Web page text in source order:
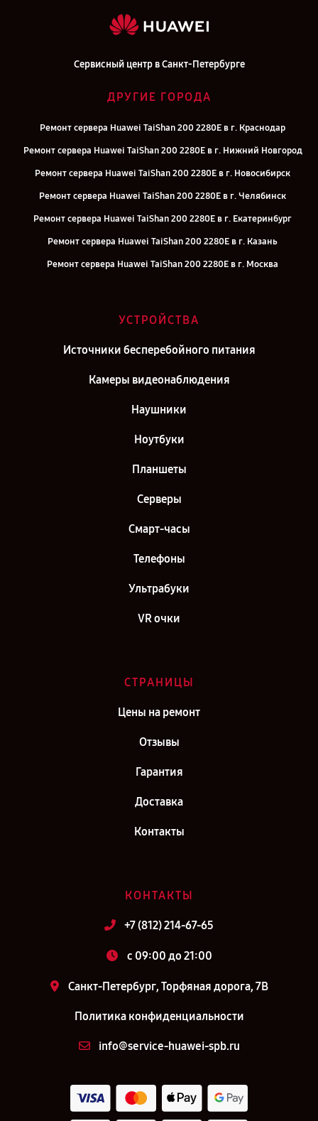
Сервисный центр в Санкт-Петербурге
ДРУГИЕ ГОРОДА
Ремонт сервера Huawei TaiShan 200 2280E в г. Краснодар
Ремонт сервера Huawei TaiShan 200 2280E в г. Нижний Новгород
Ремонт сервера Huawei TaiShan 200 2280E в г. Новосибирск
Ремонт сервера Huawei TaiShan 200 2280E в г. Челябинск
Ремонт сервера Huawei TaiShan 200 2280E в г. Екатеринбург
Ремонт сервера Huawei TaiShan 200 2280E в г. Казань
Ремонт сервера Huawei TaiShan 200 2280E в г. Москва
УСТРОЙСТВА
Источники бесперебойного питания
Камеры видеонаблюдения
Наушники
Ноутбуки
Планшеты
Серверы
Смарт-часы
Телефоны
Ультрабуки
VR очки
СТРАНИЦЫ
Цены на ремонт
Отзывы
Гарантия
Доставка
Контакты
КОНТАКТЫ
+7 (812) 214-67-65
c 09:00 до 21:00
Санкт-Петербург, Торфяная дорога, 7В
Политика конфиденциальности
info@service-huawei-spb.ru